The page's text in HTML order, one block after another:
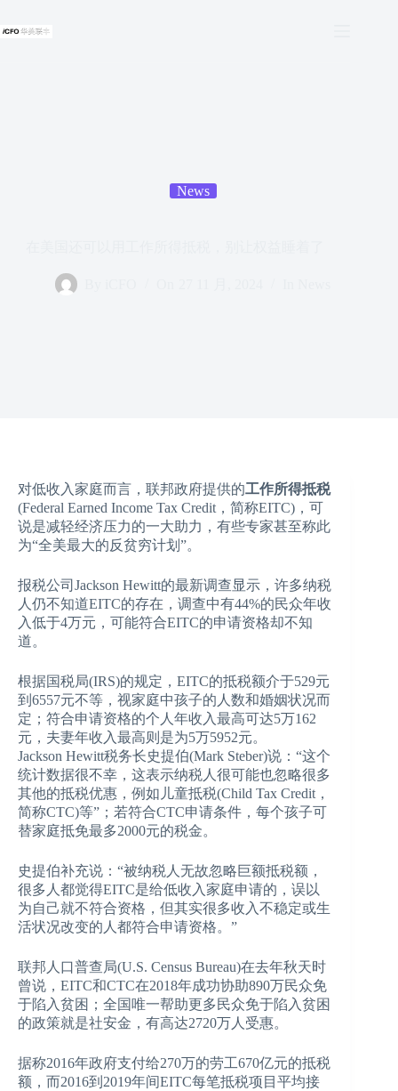
过
News
对低收入家庭而言，联邦政府提供的工作所得抵税
(Federal Earned Income Tax Credit，简称EITC)，可
说是减轻经济压力的一大助力，有些专家甚至称此
为“全美最大的反贫穷计划”。
报税公司Jackson Hewitt的最新调查显示，许多纳税
人仍不知道EITC的存在，调查中有44%的民众年收
入低于4万元，可能符合EITC的申请资格却不知
道。
根据国税局(IRS)的规定，EITC的抵税额介于529元
到6557元不等，视家庭中孩子的人数和婚姻状况而
定；符合申请资格的个人年收入最高可达5万162
元，夫妻年收入最高则是为5万5952元。
Jackson Hewitt税务长史提伯(Mark Steber)说：“这个
统计数据很不幸，这表示纳税人很可能也忽略很多
其他的抵税优惠，例如儿童抵税(Child Tax Credit，
简称CTC)等”；若符合CTC申请条件，每个孩子可
替家庭抵免最多2000元的税金。
史提伯补充说：“被纳税人无故忽略巨额抵税额，
很多人都觉得EITC是给低收入家庭申请的，误以
为自己就不符合资格，但其实很多收入不稳定或生
活状况改变的人都符合申请资格。”
联邦人口普查局(U.S. Census Bureau)在去年秋天时
曾说，EITC和CTC在2018年成功协助890万民众免
于陷入贫困；全国唯一帮助更多民众免于陷入贫困
的政策就是社安金，有高达2720万人受惠。
据称2016年政府支付给270万的劳工670亿元的抵税
额，而2016到2019年间EITC每笔抵税项目平均接